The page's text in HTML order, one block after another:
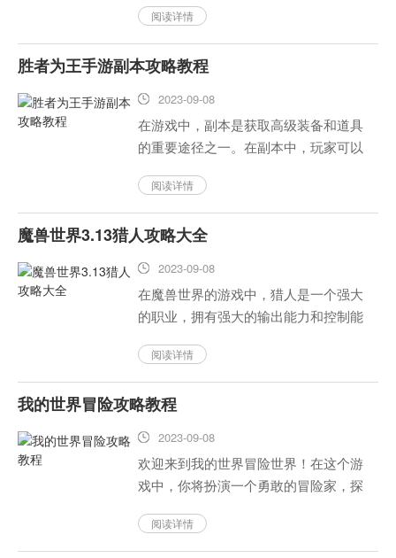
利。本文将介绍斗地主残局97关的攻略
技巧，帮助玩家更好地应对这一关卡的
挑战。...
阅读详情
胜者为王手游副本攻略教程
2023-09-08
在游戏中，副本是获取高级装备和道具
的重要途径之一。在副本中，玩家可以
自己的等级和装备。那么，如何高效地
攻略游戏中的副本呢？下面，我们将为
大家介绍胜者为王手游中的副本攻...
阅读详情
魔兽世界3.13猎人攻略大全
2023-09-08
在魔兽世界的游戏中，猎人是一个强大
的职业，拥有强大的输出能力和控制能
到了一些重要的改进和加强，下面我们
来看一下魔兽世界3、13猎人攻略大
全。...
阅读详情
我的世界冒险攻略教程
2023-09-08
欢迎来到我的世界冒险世界！在这个游
戏中，你将扮演一个勇敢的冒险家，探
建立你的冒险基地。...
阅读详情